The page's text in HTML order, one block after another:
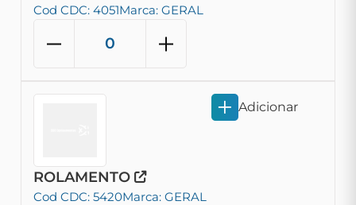
Cod CDC: 4051Marca: GERAL
ROLAMENTO
Cod CDC: 5420Marca: GERAL
Adicionar